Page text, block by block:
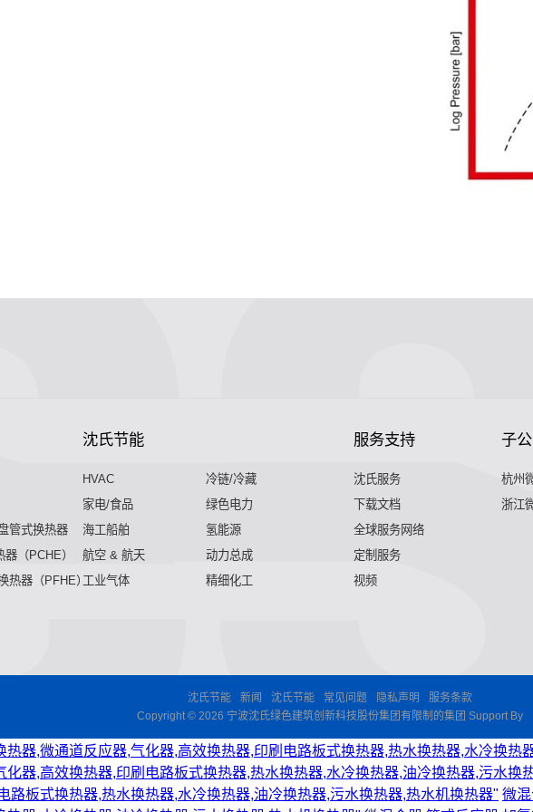
管式换热器
（PCHE）
热器（PFHE）
沈氏节能
HVAC
冷链/冷藏
家电/食品
绿色电力
海工船舶
氢能源
航空 & 航天
动力总成
工业气体
精细化工
服务支持
沈氏服务
下载文档
全球服务网络
定制服务
视频
子
杭州
浙江
沈氏节能 新闻 沈氏节能 常见问题 隐私声明
服务条款
Copyright © 2026 宁波沈氏绿色建筑创新科技股份集团有限制的集团 Support By
器,微通道反应器,气化器,高效换热器,印刷电路板式换热器,热水换热器,水冷换热
器,高效换热器,印刷电路板式换热器,热水换热器,水冷换热器,油冷换热器,污水换
路板式换热器,热水换热器,水冷换热器,油冷换热器,污水换热器,热水机换热器" 微